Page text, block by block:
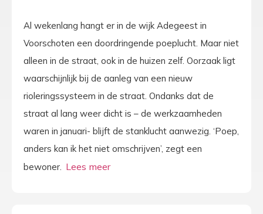
Al wekenlang hangt er in de wijk Adegeest in
Voorschoten een doordringende poeplucht. Maar niet
alleen in de straat, ook in de huizen zelf. Oorzaak ligt
waarschijnlijk bij de aanleg van een nieuw
rioleringssysteem in de straat. Ondanks dat de
straat al lang weer dicht is – de werkzaamheden
waren in januari- blijft de stanklucht aanwezig. ‘Poep,
anders kan ik het niet omschrijven’, zegt een
bewoner.